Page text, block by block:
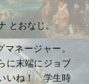
とおなじ。
ネージャー。
に末端にジョブ
いね！ 学生時